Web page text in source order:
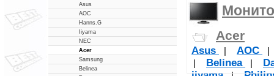
Asus
AOC
Hanns.G
Iiyama
NEC
Acer
Samsung
Belinea
Acer
Asus | AOC
|
Belinea |